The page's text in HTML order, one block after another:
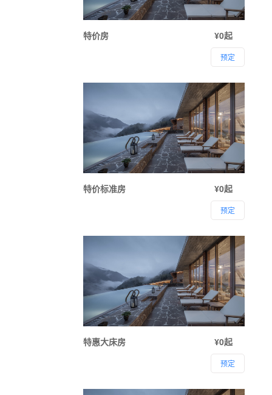
特价房 ¥0起
预定
特价标准房 ¥0起
预定
特惠大床房 ¥0起
预定